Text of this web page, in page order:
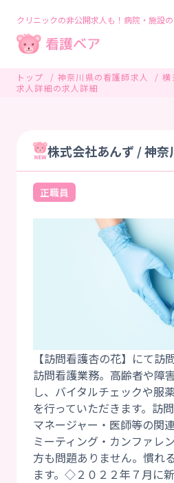
クリニックの非公開求人も！病院・施設
トップ 神奈川県の看護師求人
横
求人詳細の求人詳細
株式会社あんず / 神奈
正職員
【訪問看護杏の花】にて訪
訪問看護業務。高齢者や障
し、バイタルチェックや服
を行っていただきます。訪
マネージャー・医師等の関
ミーティング・カンファレ
方も問題ありません。慣れ
ます。◇２０２２年７月に